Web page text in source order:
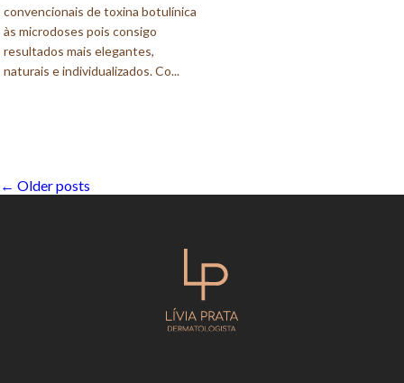
convencionais de toxina botulínica
às microdoses pois consigo
resultados mais elegantes,
naturais e individualizados. Co...
POSTS
← Older posts